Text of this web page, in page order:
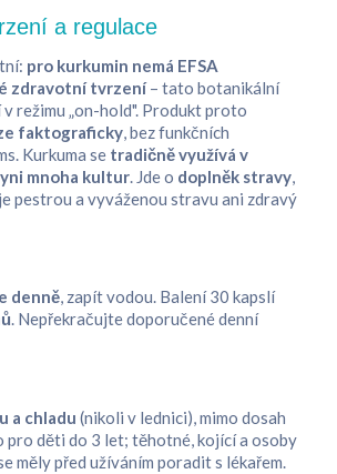
a regulace
pro kurkumin nemá EFSA
zdravotní tvrzení– tato botanikální
režimu „on-hold". Produkt proto
faktograficky , bez funkčních
Kurkuma se tradičně využívá v
mnoha kultur . Jde o doplněk stravy
pestrou a vyváženou stravu ani zdravý
denně, zapít vodou. Balení 30 kapslí
. Nepřekračujte doporučené denní
a chladu (nikoli v lednici), mimo dosah
pro děti do 3 let; těhotné, kojící a osoby
měly před užíváním poradit s lékařem.